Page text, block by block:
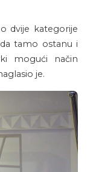
dvije kategorije
tamo ostanu i
mogući način
je.